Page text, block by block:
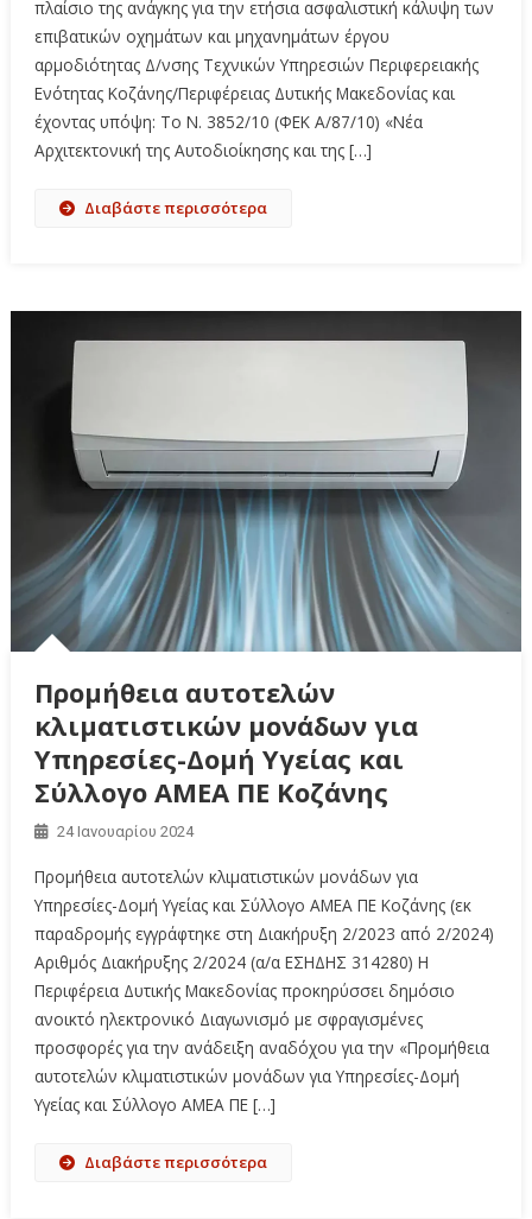
πλαίσιο της ανάγκης για την ετήσια ασφαλιστική κάλυψη των
επιβατικών οχημάτων και μηχανημάτων έργου
αρμοδιότητας Δ/νσης Τεχνικών Υπηρεσιών Περιφερειακής
Ενότητας Κοζάνης/Περιφέρειας Δυτικής Μακεδονίας και
έχοντας υπόψη: Το Ν. 3852/10 (ΦΕΚ Α/87/10) «Νέα
Αρχιτεκτονική της Αυτοδιοίκησης και της […]
Διαβάστε περισσότερα
Προμήθεια αυτοτελών
κλιματιστικών μονάδων για
Υπηρεσίες-Δομή Υγείας και
Σύλλογο ΑΜΕΑ ΠΕ Κοζάνης
24 Ιανουαρίου 2024
Προμήθεια αυτοτελών κλιματιστικών μονάδων για
Υπηρεσίες-Δομή Υγείας και Σύλλογο ΑΜΕΑ ΠΕ Κοζάνης (εκ
παραδρομής εγγράφτηκε στη Διακήρυξη 2/2023 από 2/2024)
Αριθμός Διακήρυξης 2/2024 (α/α ΕΣΗΔΗΣ 314280) Η
Περιφέρεια Δυτικής Μακεδονίας προκηρύσσει δημόσιο
ανοικτό ηλεκτρονικό Διαγωνισμό με σφραγισμένες
προσφορές για την ανάδειξη αναδόχου για την «Προμήθεια
αυτοτελών κλιματιστικών μονάδων για Υπηρεσίες-Δομή
Υγείας και Σύλλογο ΑΜΕΑ ΠΕ […]
Διαβάστε περισσότερα